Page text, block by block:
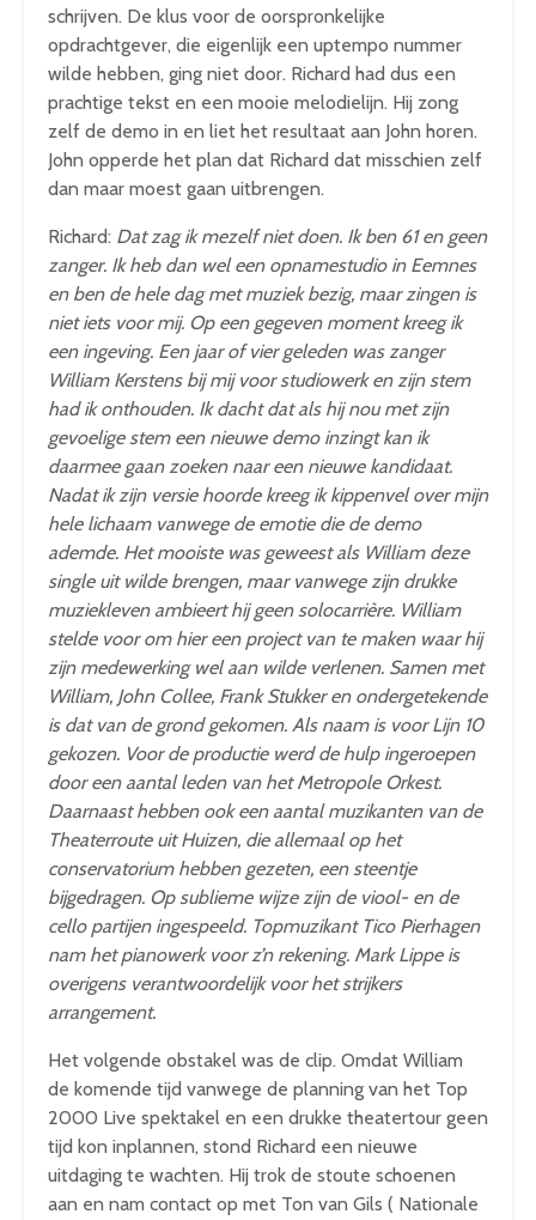
schrijven. De klus voor de oorspronkelijke
opdrachtgever, die eigenlijk een uptempo nummer
wilde hebben, ging niet door. Richard had dus een
prachtige tekst en een mooie melodielijn. Hij zong
zelf de demo in en liet het resultaat aan John horen.
John opperde het plan dat Richard dat misschien zelf
dan maar moest gaan uitbrengen.
Richard: Dat zag ik mezelf niet doen. Ik ben 61 en geen
zanger. Ik heb dan wel een opnamestudio in Eemnes
en ben de hele dag met muziek bezig, maar zingen is
niet iets voor mij. Op een gegeven moment kreeg ik
een ingeving. Een jaar of vier geleden was zanger
William Kerstens bij mij voor studiowerk en zijn stem
had ik onthouden. Ik dacht dat als hij nou met zijn
gevoelige stem een nieuwe demo inzingt kan ik
daarmee gaan zoeken naar een nieuwe kandidaat.
Nadat ik zijn versie hoorde kreeg ik kippenvel over mijn
hele lichaam vanwege de emotie die de demo
ademde. Het mooiste was geweest als William deze
single uit wilde brengen, maar vanwege zijn drukke
muziekleven ambieert hij geen solocarrière. William
stelde voor om hier een project van te maken waar hij
zijn medewerking wel aan wilde verlenen. Samen met
William, John Collee, Frank Stukker en ondergetekende
is dat van de grond gekomen. Als naam is voor Lijn 10
gekozen. Voor de productie werd de hulp ingeroepen
door een aantal leden van het Metropole Orkest.
Daarnaast hebben ook een aantal muzikanten van de
Theaterroute uit Huizen, die allemaal op het
conservatorium hebben gezeten, een steentje
bijgedragen. Op sublieme wijze zijn de viool- en de
cello partijen ingespeeld. Topmuzikant Tico Pierhagen
nam het pianowerk voor z’n rekening. Mark Lippe is
overigens verantwoordelijk voor het strijkers
arrangement.
Het volgende obstakel was de clip. Omdat William
de komende tijd vanwege de planning van het Top
2000 Live spektakel en een drukke theatertour geen
tijd kon inplannen, stond Richard een nieuwe
uitdaging te wachten. Hij trok de stoute schoenen
aan en nam contact op met Ton van Gils ( Nationale